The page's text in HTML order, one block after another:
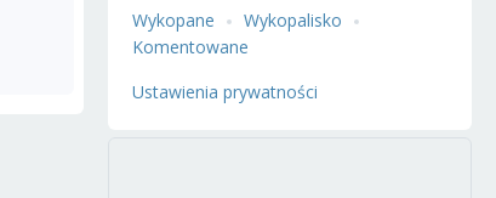
Wykopane
Wykopalisko
Komentowane
Ustawienia prywatności